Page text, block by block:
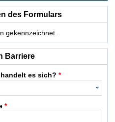
des Formulars
gekennzeichnet.
Barriere
es sich? *
*